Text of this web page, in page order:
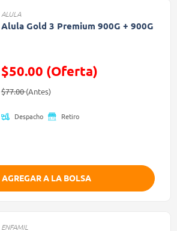
ALULA
Alula Gold 3 Premium 900G + 900G
$50.00 (Oferta)
Precio reducido de
$77.00(Antes)(Oferta)
Despacho Retiro
AGREGAR A LA BOLSA
ENFAMIL